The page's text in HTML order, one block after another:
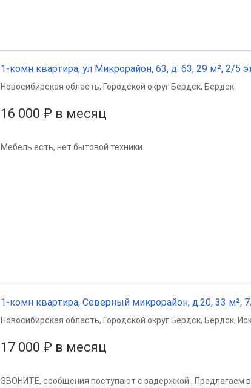
1-комн квартира, ул Микрорайон, 63, д. 63, 29 м², 2/5
16 000 ₽ в месяц
Новосибирская область, Городской округ Бердск, Бердск
Мебель есть, нет бытовой техники.
1-комн квартира, Северный микрорайон, д.20, 33 м²,
17 000 ₽ в месяц
Новосибирская область, Городской округ Бердск, Бердск,
ЗВОНИТЕ, сообщения поступают с задержкой . Предлагаем